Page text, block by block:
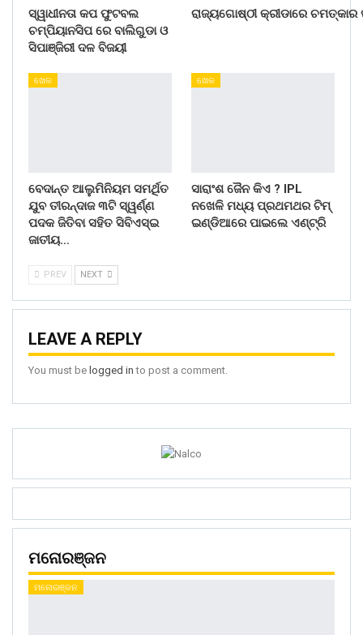
ସ୍ୱାଧୀନତା କପ ଫୁଟବଲ
ଚମ୍ପିୟାନସିପ ରେ ବାଲିଗୁଡା ଓ
ସିପାଞ୍ଜିରୀ ଦଳ ବିଜୟୀ
ରାଜ୍ୟଗୋଷ୍ଠୀ କ୍ରୀଡାରେ
ଖେଳ
ବେଦାନ୍ତ ଆଲୁମିନିୟମ ସମର୍ଥିତ
ଯୁବ ତୀରନ୍ଦାଜ ୩ଟି ସ୍ୱର୍ଣ୍ଣ
ପଦକ ଜିତିବା ସହିତ ସିବିଏସ୍ଇ
ଜାତୀୟ…
ଖେଳ
ସାରାଂଶ ଜୈନ କିଏ ? IPL
ନଖେଳି ମଧ୍ୟ ପ୍ରଥମଥର ଟିମ୍
ଇଣ୍ଡିଆରେ ପାଇଲେ ଏଣ୍ଟ୍ରି
PREV NEXT
LEAVE A REPLY
You must be logged in to post a comment.
ମନୋରଞ୍ଜନ
ମନୋରଞ୍ଜନ